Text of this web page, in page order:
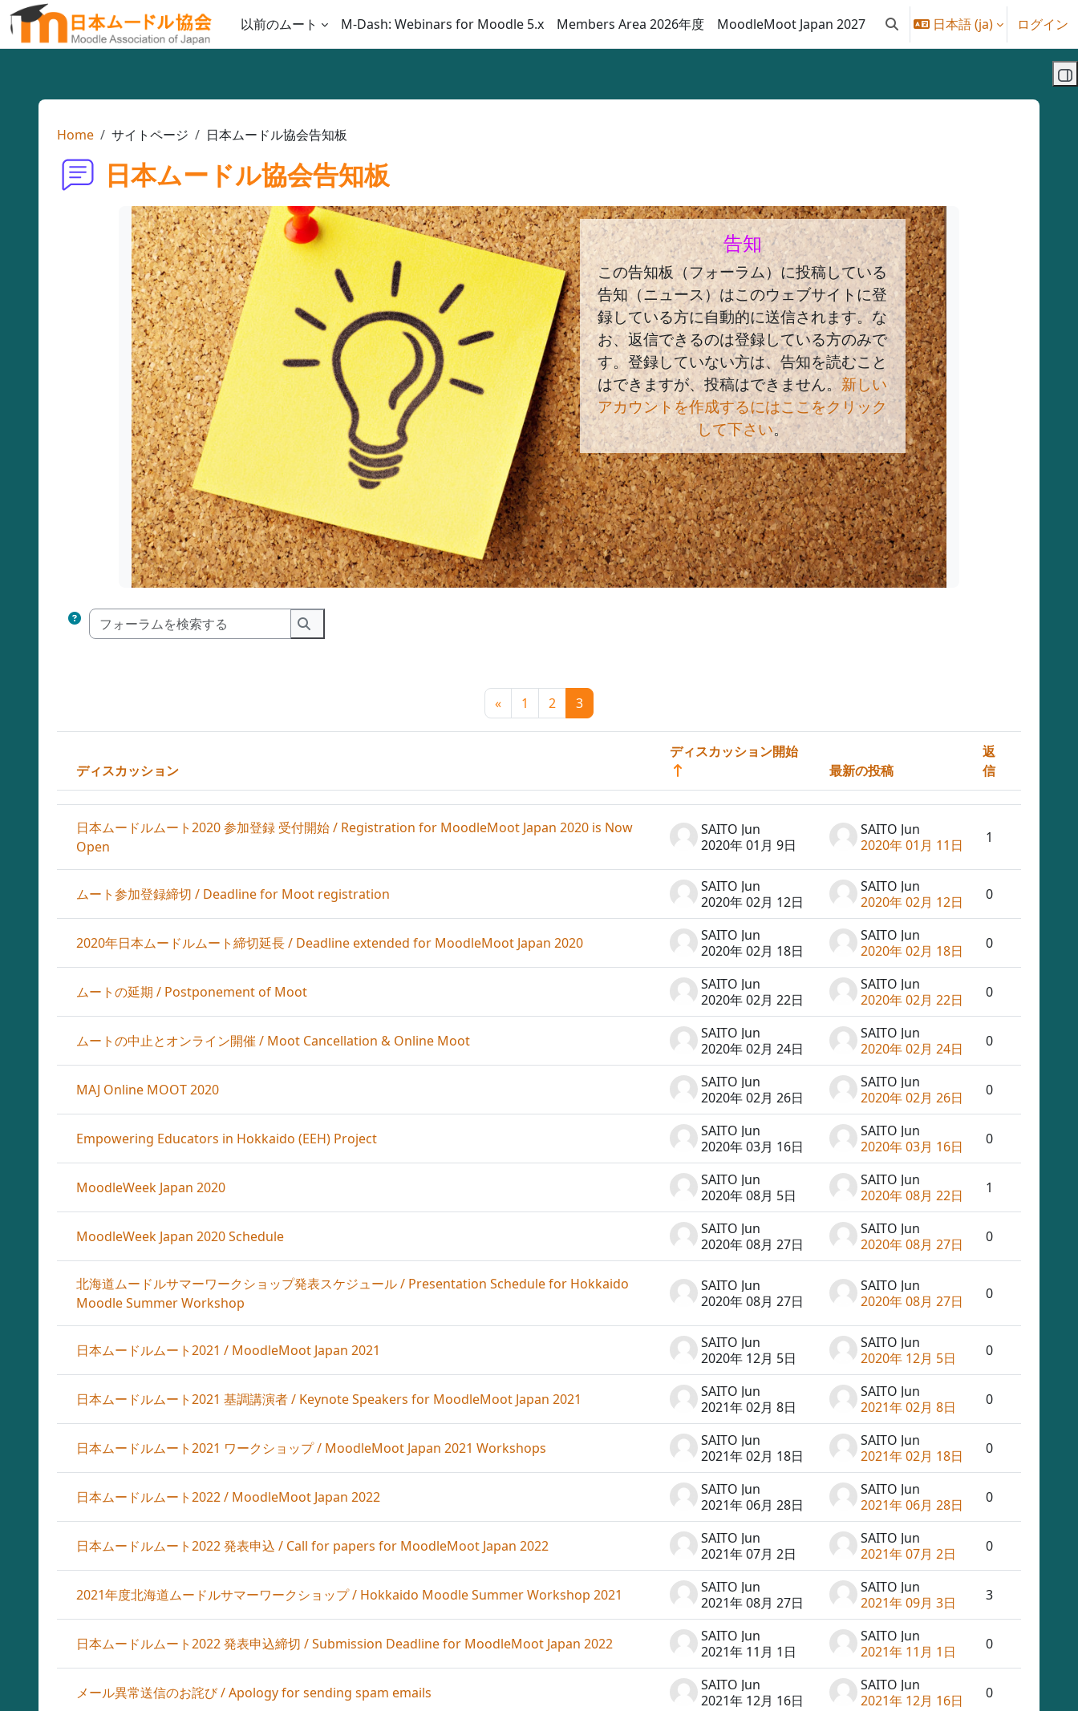
メインコンテンツへスキップする
以前のムート
M-Dash: Webinars for Moodle 5.x Members Area 2026年度 MoodleMoot Japan 2027 検索入力に切り替える
日本語 ‎(ja)‎ ログイン
Home サイトページ 日本ムードル協会告知板
日本ムードル協会告知板
告知
この告知板（フォーラム）に投稿している
告知（ニュース）はこのウェブサイトに登
録している方に自動的に送信されます。な
お、返信できるのは登録している方のみで
す。登録していない方は、告知を読むこと
はできますが、投稿はできません。新しい
アカウントを作成するにはここをクリック
して下さい。
フォーラムを検索する
フォーラムを検索する
«前のページ
1 ページ 1
2 ページ 2
3ページ 3
ステータス
ディスカッション
ディスカッション開始
最新の投稿
返
信
操作
日本ムードルムート2020 参加登録 受付開始 / Registration for MoodleMoot Japan 2020 is Now
Open
SAITO Jun
2020年 01月 9日
SAITO Jun
2020年 01月 11日
1
ムート参加登録締切 / Deadline for Moot registration
SAITO Jun
2020年 02月 12日
SAITO Jun
2020年 02月 12日
0
2020年日本ムードルムート締切延長 / Deadline extended for MoodleMoot Japan 2020
SAITO Jun
2020年 02月 18日
SAITO Jun
2020年 02月 18日
0
ムートの延期 / Postponement of Moot
SAITO Jun
2020年 02月 22日
SAITO Jun
2020年 02月 22日
0
ムートの中止とオンライン開催 / Moot Cancellation & Online Moot
SAITO Jun
2020年 02月 24日
SAITO Jun
2020年 02月 24日
0
MAJ Online MOOT 2020
SAITO Jun
2020年 02月 26日
SAITO Jun
2020年 02月 26日
0
Empowering Educators in Hokkaido (EEH) Project
SAITO Jun
2020年 03月 16日
SAITO Jun
2020年 03月 16日
0
MoodleWeek Japan 2020
SAITO Jun
2020年 08月 5日
SAITO Jun
2020年 08月 22日
1
MoodleWeek Japan 2020 Schedule
SAITO Jun
2020年 08月 27日
SAITO Jun
2020年 08月 27日
0
北海道ムードルサマーワークショップ発表スケジュール / Presentation Schedule for Hokkaido
Moodle Summer Workshop
SAITO Jun
2020年 08月 27日
SAITO Jun
2020年 08月 27日
0
日本ムードルムート2021 / MoodleMoot Japan 2021
SAITO Jun
2020年 12月 5日
SAITO Jun
2020年 12月 5日
0
日本ムードルムート2021 基調講演者 / Keynote Speakers for MoodleMoot Japan 2021
SAITO Jun
2021年 02月 8日
SAITO Jun
2021年 02月 8日
0
日本ムードルムート2021 ワークショップ / MoodleMoot Japan 2021 Workshops
SAITO Jun
2021年 02月 18日
SAITO Jun
2021年 02月 18日
0
日本ムードルムート2022 / MoodleMoot Japan 2022
SAITO Jun
2021年 06月 28日
SAITO Jun
2021年 06月 28日
0
日本ムードルムート2022 発表申込 / Call for papers for MoodleMoot Japan 2022
SAITO Jun
2021年 07月 2日
SAITO Jun
2021年 07月 2日
0
2021年度北海道ムードルサマーワークショップ / Hokkaido Moodle Summer Workshop 2021
SAITO Jun
2021年 08月 27日
SAITO Jun
2021年 09月 3日
3
日本ムードルムート2022 発表申込締切 / Submission Deadline for MoodleMoot Japan 2022
SAITO Jun
2021年 11月 1日
SAITO Jun
2021年 11月 1日
0
メール異常送信のお詫び / Apology for sending spam emails
SAITO Jun
2021年 12月 16日
SAITO Jun
2021年 12月 16日
0